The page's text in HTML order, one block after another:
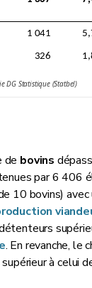
1 041
326
DG Statistique (Statbel)
de bovins
par 6 406
10 bovins)
. En revanche, le
à celui